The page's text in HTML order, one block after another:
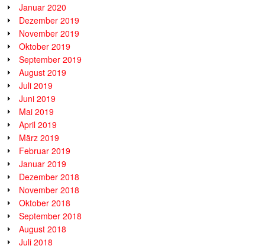
Januar 2020
Dezember 2019
November 2019
Oktober 2019
September 2019
August 2019
Juli 2019
Juni 2019
Mai 2019
April 2019
März 2019
Februar 2019
Januar 2019
Dezember 2018
November 2018
Oktober 2018
September 2018
August 2018
Juli 2018